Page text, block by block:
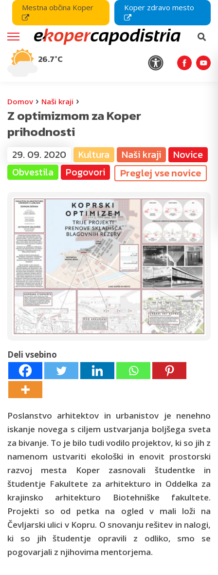
Mestna občina Koper Koper zdravo mesto
26.7°C
Domov › Naši kraji ›
Z optimizmom za Koper
prihodnosti
29. 09. 2020 Kultura Naši kraji
Novice
Obvestila
Pogovori Preglej vse novice
Deli vsebino
Poslanstvo arhitektov in urbanistov je nenehno
iskanje novega s ciljem ustvarjanja boljšega sveta
za bivanje. To je bilo tudi vodilo projektov, ki so jih z
namenom ustvariti ekološki in enovit prostorski
razvoj mesta Koper zasnovali študentke in
študentje Fakultete za arhitekturo in Oddelka za
krajinsko arhitekturo Biotehniške fakultete.
Projekti so od petka na ogled v mali loži na
Čevljarski ulici v Kopru. O snovanju rešitev in nalogi,
ki so jih študentje opravili z odliko, smo se
pogovarjali z njihovima mentorjema.